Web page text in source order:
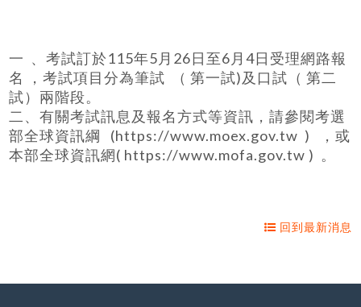
一 、考試訂於115年5月26日至6月4日受理網路報
名 ，考試項目分為筆試 （ 第一試)及口試（ 第二
試）兩階段。
二、有關考試訊息及報名方式等資訊，請參閱考選
部全球資訊綱 (https://www.moex.gov.tw ) ，或
本部全球資訊網( https://www.mofa.gov.tw ) 。
回到最新消息